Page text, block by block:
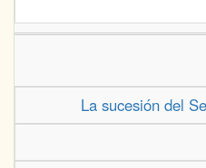
La sucesión del